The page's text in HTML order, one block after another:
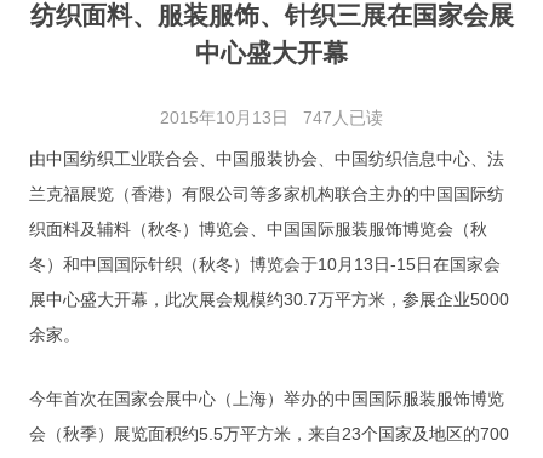
新闻中心
审图日志
资料下载
展会日程
展会相册
联系我们
纺织面料、服装服饰、针织三展在国家会展
中心盛大开幕
2015年10月13日 747人已读
由中国纺织工业联合会、中国服装协会、中国纺织信息中心、法
兰克福展览（香港）有限公司等多家机构联合主办的中国国际纺
织面料及辅料（秋冬）博览会、中国国际服装服饰博览会（秋
冬）和中国国际针织（秋冬）博览会于10月13日-15日在国家会
展中心盛大开幕，此次展会规模约30.7万平方米，参展企业5000
余家。
今年首次在国家会展中心（上海）举办的中国国际服装服饰博览
会（秋季）展览面积约5.5万平方米，来自23个国家及地区的700